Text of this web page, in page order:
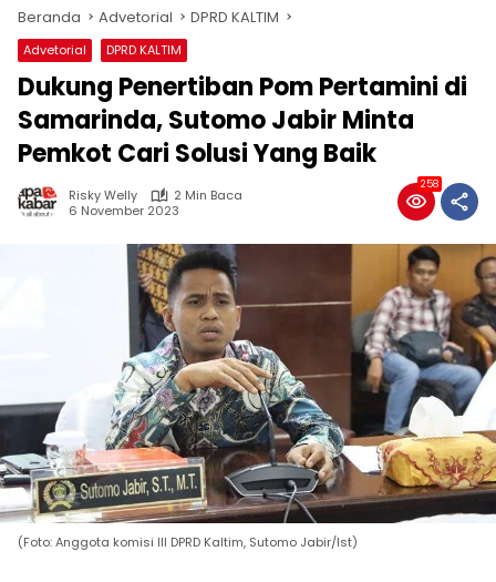
Beranda Advetorial DPRD KALTIM
Advetorial DPRD KALTIM
Dukung Penertiban Pom Pertamini di
Samarinda, Sutomo Jabir Minta
Pemkot Cari Solusi Yang Baik
Risky Welly
2 Min Baca
6 November 2023
258
(Foto: Anggota komisi III DPRD Kaltim, Sutomo Jabir/Ist)